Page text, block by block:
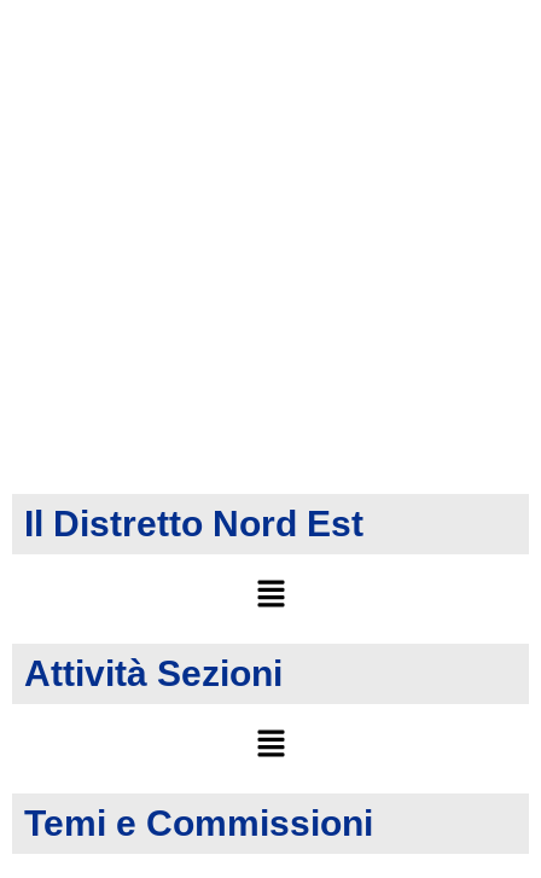
Il Distretto Nord Est
Attività Sezioni
Temi e Commissioni